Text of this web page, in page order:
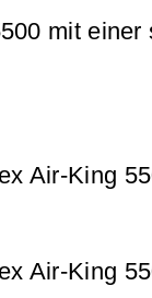
mit
Air-King
Air-King